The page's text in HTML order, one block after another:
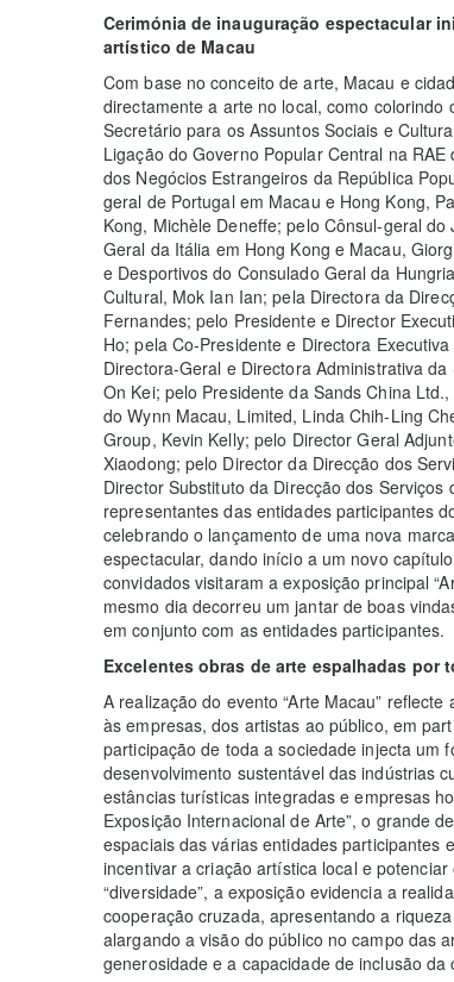
Cerimónia de inauguração espectacular
artístico de Macau
Com base no conceito de arte, Macau e
directamente a arte no local, como
Secretário para os Assuntos Sociais e
Ligação do Governo Popular Central na
dos Negócios Estrangeiros da República
geral de Portugal em Macau e Hong Kong,
Kong, Michèle Deneffe; pelo Cônsul-geral
Geral da Itália em Hong Kong e Macau,
e Desportivos do Consulado Geral da
Cultural, Mok Ian Ian; pela Directora da
Fernandes; pelo Presidente e Director
Ho; pela Co-Presidente e Directora
Directora-Geral e Directora Administrativa
On Kei; pelo Presidente da Sands China
do Wynn Macau, Limited, Linda Chih-Ling
Group, Kevin Kelly; pelo Director Geral
Xiaodong; pelo Director da Direcção dos
Director Substituto da Direcção dos
representantes das entidades participantes
celebrando o lançamento de uma nova
espectacular, dando início a um novo
convidados visitaram a exposição principal
mesmo dia decorreu um jantar de boas
em conjunto com as entidades participantes.
Excelentes obras de arte espalhadas por
A realização do evento “Arte Macau”
às empresas, dos artistas ao público, em
participação de toda a sociedade injecta um
desenvolvimento sustentável das indústrias
estâncias turísticas integradas e empresas
Exposição Internacional de Arte”, o grande
espaciais das várias entidades participantes
incentivar a criação artística local e
“diversidade”, a exposição evidencia a
cooperação cruzada, apresentando a
alargando a visão do público no campo das
generosidade e a capacidade de inclusão da